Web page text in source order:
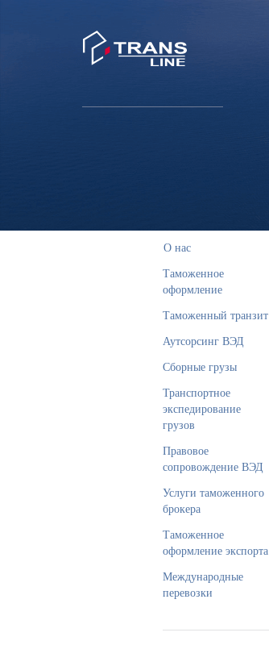
О нас
Таможенное
оформление
Таможенный транзит
Аутсорсинг ВЭД
Сборные грузы
Транспортное
экспедирование
грузов
Правовое
сопровождение ВЭД
Услуги таможенного
брокера
Таможенное
оформление экспорта
Международные
перевозки